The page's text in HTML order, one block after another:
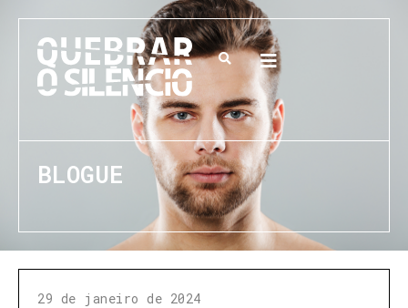
BLOGUE
29 de janeiro de 2024